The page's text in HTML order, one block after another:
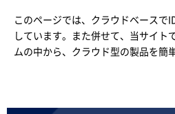
このページでは、クラウドベースで
しています。また併せて、当サイト
ムの中から、クラウド型の製品を簡